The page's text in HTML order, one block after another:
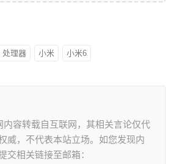
处理器 小米 小米6
内容转载自互联网，其相关言论仅代
威，不代表本站立场。如您发现内
交相关链接至邮箱：